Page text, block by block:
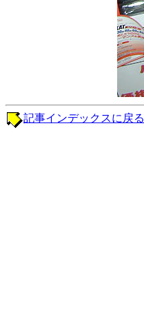
記事インデックスに戻る